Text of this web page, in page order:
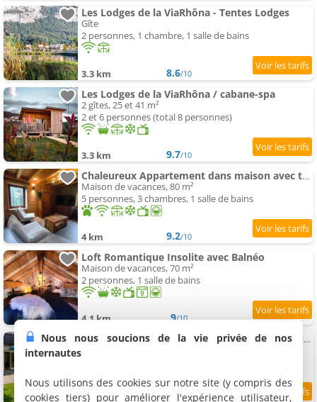
Les Lodges de la ViaRhôna - Tentes Lodges
Gîte
2 personnes, 1 chambre, 1 salle de bains
3.3 km 8.6/10
Les Lodges de la ViaRhôna / cabane-spa
2 gîtes, 25 et 41 m²
2 et 6 personnes (total 8 personnes)
3.3 km 9.7/10
Chaleureux Appartement dans maison avec terrasse et cadre naturel
Maison de vacances, 80 m²
5 personnes, 3 chambres, 1 salle de bains
4 km 9.2/10
Loft Romantique Insolite avec Balnéo
Maison de vacances, 70 m²
2 personnes, 1 salle de bains
4.1 km 9/10
Appartement Le Coccoon'Ain - RDC avec jardin privé
8 /10
Nous nous soucions de la vie privée de nos
internautes
Nous utilisons des cookies sur notre site (y compris des
cookies tiers) pour améliorer l'expérience utilisateur,